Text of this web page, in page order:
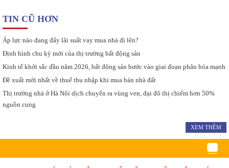
TIN CŨ HƠN
Áp lực nào đang đẩy lãi suất vay mua nhà đi lên?
Định hình chu kỳ mới của thị trường bất động sản
Kinh tế khởi sắc đầu năm 2026, bất động sản bước vào giai đoạn phân hóa mạnh
Đề xuất mới nhất về thuế thu nhập khi mua bán nhà đất
Thị trường nhà ở Hà Nội dịch chuyển ra vùng ven, đại đô thị chiếm hơn 50%
nguồn cung
XEM THÊM